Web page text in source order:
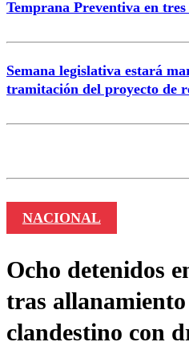
Temprana Preventiva en tres
Semana legislativa estará
tramitación del proyecto de
NACIONAL
Ocho detenidos
tras
clandestino con